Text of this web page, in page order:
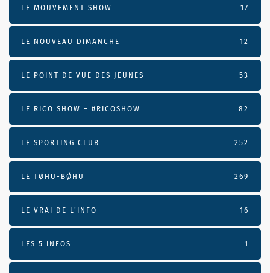
LE MOUVEMENT SHOW 17
LE NOUVEAU DIMANCHE 12
LE POINT DE VUE DES JEUNES 53
LE RICO SHOW – #RICOSHOW 82
LE SPORTING CLUB 252
LE TØHU-BØHU 269
LE VRAI DE L’INFO 16
LES 5 INFOS 1